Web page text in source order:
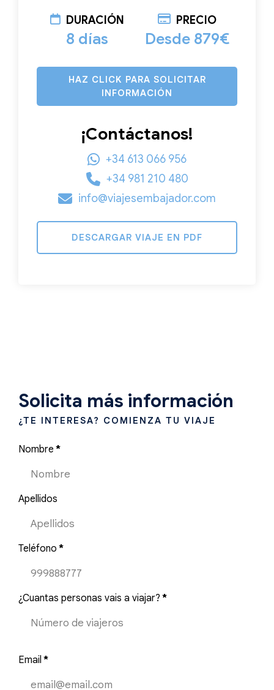
DURACIÓN
8 días
PRECIO
Desde 879€
HAZ CLICK PARA SOLICITAR
INFORMACIÓN
¡Contáctanos!
+34 613 066 956
+34 981 210 480
info@viajesembajador.com
DESCARGAR VIAJE EN PDF
Solicita más información
¿TE INTERESA? COMIENZA TU VIAJE
Nombre *
Apellidos
Teléfono *
¿Cuantas personas vais a viajar? *
Email *